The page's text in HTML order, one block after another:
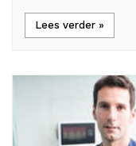
Lees verder »